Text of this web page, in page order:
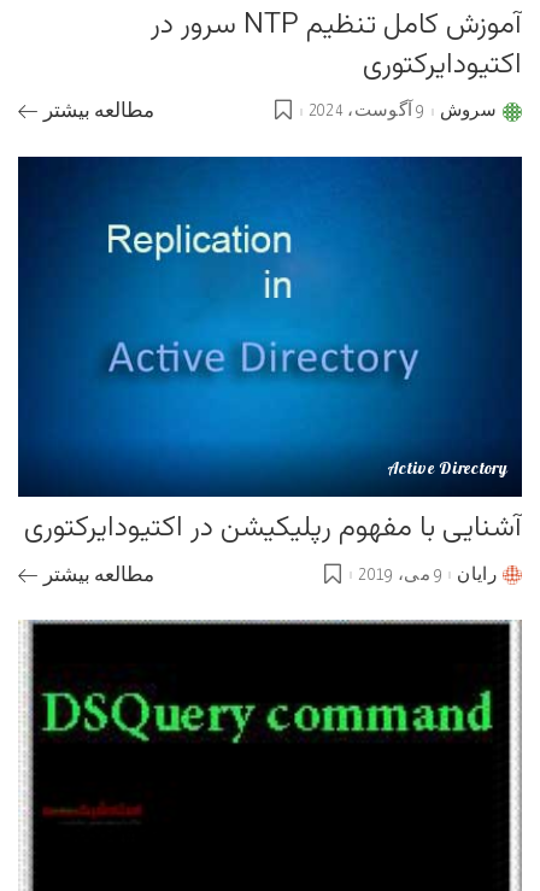
آموزش کامل تنظیم NTP سرور در
اکتیودایرکتوری
Postedسروش 9 آگوست، 2024 مطالعه بیشتر
Active Directory
آشنایی با مفهوم رپلیکیشن در اکتیودایرکتوری
Postedرایان 9 می، 2019 مطالعه بیشتر